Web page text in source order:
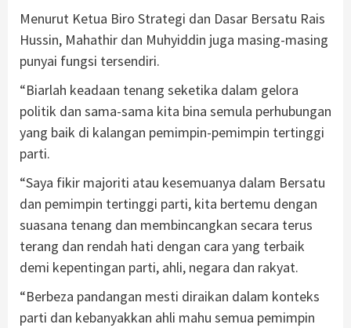
Menurut Ketua Biro Strategi dan Dasar Bersatu Rais
Hussin, Mahathir dan Muhyiddin juga masing-masing
punyai fungsi tersendiri.
“Biarlah keadaan tenang seketika dalam gelora
politik dan sama-sama kita bina semula perhubungan
yang baik di kalangan pemimpin-pemimpin tertinggi
parti.
“Saya fikir majoriti atau kesemuanya dalam Bersatu
dan pemimpin tertinggi parti, kita bertemu dengan
suasana tenang dan membincangkan secara terus
terang dan rendah hati dengan cara yang terbaik
demi kepentingan parti, ahli, negara dan rakyat.
“Berbeza pandangan mesti diraikan dalam konteks
parti dan kebanyakkan ahli mahu semua pemimpin